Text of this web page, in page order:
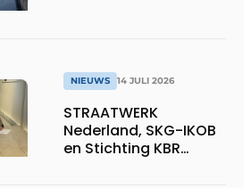
NIEUWS 14 JULI 2026
STRAATWERK
Nederland, SKG-IKOB
en Stichting KBR